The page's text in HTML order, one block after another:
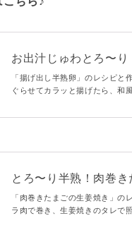
お出汁じゅわとろ〜
「揚げ出し半熟卵」のレシピと
ぐらせてカラッと揚げたら、和
とろ〜り半熟！肉巻き
「肉巻きたまごの生姜焼き」の
ラ肉で巻き、生姜焼きのタレで